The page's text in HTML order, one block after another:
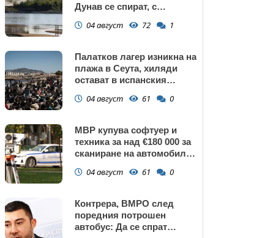
Дунав се спират, с
"Козлодуй"?
04 август 72 1
Палатков лагер изникна на
плажа в Сеута, хиляди
остават в испанския
04 август 61 0
МВР купува софтуер и
техника за над €180 000 за
сканиране на автомобили
04 август 61 0
Контрера, ВМРО след
поредния потрошен
автобус: Да се спрат